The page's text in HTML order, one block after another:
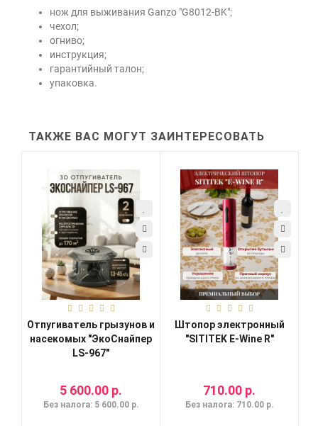
нож для выживания Ganzo "G8012-BK";
чехол;
огниво;
инструкция;
гарантийный талон;
упаковка.
ТАКЖЕ ВАС МОГУТ ЗАИНТЕРЕСОВАТЬ
Отпугиватель грызунов и
насекомых "ЭкоСнайпер
LS-967"
5 600.00 р.
Без налога: 5 600.00 р.
Штопор электронный
"SITITEK E-Wine R"
710.00 р.
Без налога: 710.00 р.